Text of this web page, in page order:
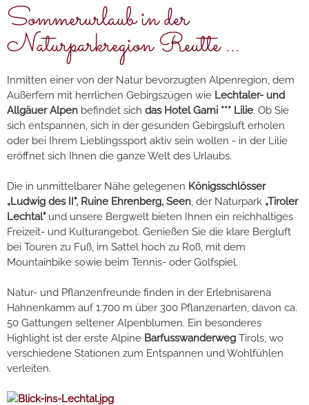
Sommerurlaub in der
Naturparkregion Reutte ...
Inmitten einer von der Natur bevorzugten Alpenregion, dem
Außerfern mit herrlichen Gebirgszügen wie Lechtaler- und
Allgäuer Alpen befindet sich das Hotel Garni *** Lilie. Ob Sie
sich entspannen, sich in der gesunden Gebirgsluft erholen
oder bei Ihrem Lieblingssport aktiv sein wollen - in der Lilie
eröffnet sich Ihnen die ganze Welt des Urlaubs.
Die in unmittelbarer Nähe gelegenen Königsschlösser
„Ludwig des II", Ruine Ehrenberg, Seen, der Naturpark „Tiroler
Lechtal" und unsere Bergwelt bieten Ihnen ein reichhaltiges
Freizeit- und Kulturangebot. Genießen Sie die klare Bergluft
bei Touren zu Fuß, im Sattel hoch zu Roß, mit dem
Mountainbike sowie beim Tennis- oder Golfspiel.
Natur- und Pflanzenfreunde finden in der Erlebnisarena
Hahnenkamm auf 1.700 m über 300 Pflanzenarten, davon ca.
50 Gattungen seltener Alpenblumen. Ein besonderes
Highlight ist der erste Alpine Barfusswanderweg Tirols, wo
verschiedene Stationen zum Entspannen und Wohlfühlen
verleiten.